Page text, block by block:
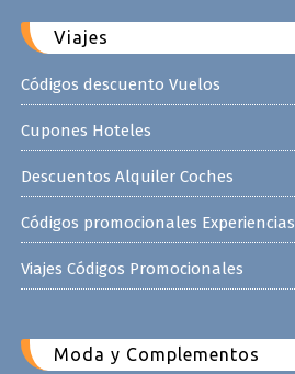
Viajes
Códigos descuento Vuelos
Cupones Hoteles
Descuentos Alquiler Coches
Códigos promocionales Experiencias
Viajes Códigos Promocionales
Moda y Complementos